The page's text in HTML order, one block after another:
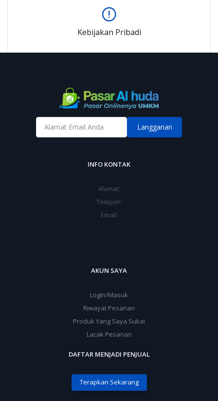
Kebijakan Pribadi
Langganan
INFO KONTAK
Alamat:
Telepon:
Email:
AKUN SAYA
Login/Masuk
Riwayat Pesanan
Produk Yang Saya Sukai
Lacak Pesanan
DAFTAR MENJADI PENJUAL
Terapkan Sekarang